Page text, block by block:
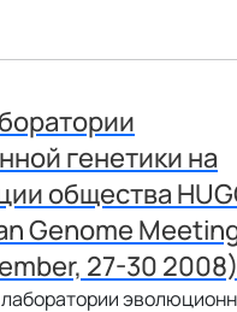
генетики на
общества
Genome
27-30